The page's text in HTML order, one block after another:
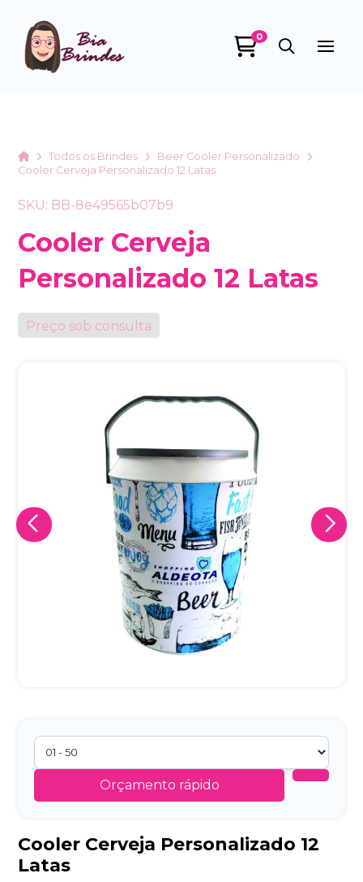
0
HomeTodos os Brindes
Beer Cooler Personalizado
Cooler Cerveja Personalizado 12 Latas
SKU: BB-8e49565b07b9
Cooler Cerveja
Personalizado 12 Latas
Preço sob consulta
Orçamento rápido
Cooler Cerveja Personalizado 12
Latas
Eu concordo em receber comunicações.
A nossa empresa está comprometida a proteger e respeitar
sua privacidade, utilizaremos seus dados apenas para fins
de marketing. Você pode alterar suas preferências a
qualquer momento.
Iniciar conversa